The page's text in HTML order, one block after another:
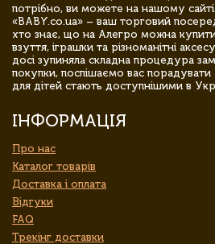
потрібно, ви можете на нашому
«BABY.co.ua» – ваш торговий
хто знає, що на Алегро можна
взуття, іграшки та різноманітні
досі зупиняла складна процедура
покупки, поспішаємо вас порадувати
для дітей стають доступнішими в
ІНФОРМАЦІЯ
Про нас
Каталог товарів
Доставка і оплата
Відгуки
FAQ
Трекінг доставки